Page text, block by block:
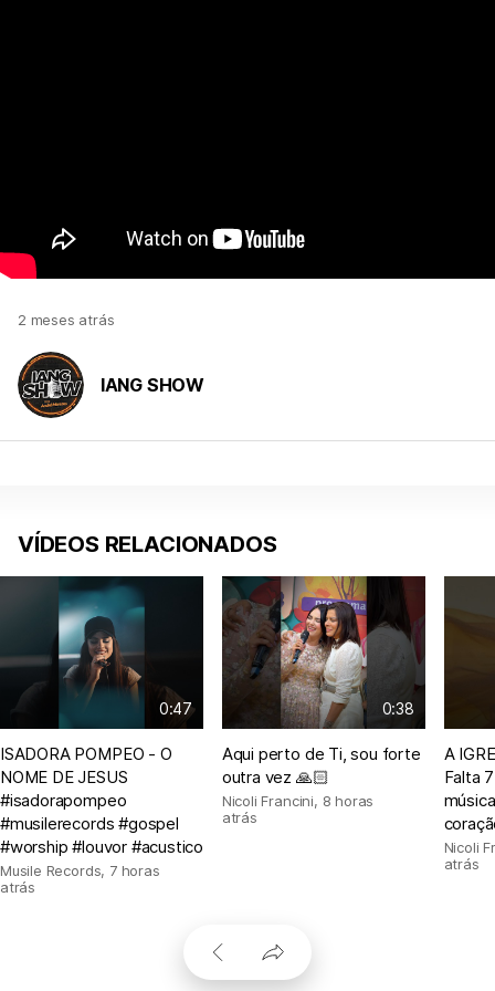
2 meses atrás
IANG SHOW
VÍDEOS RELACIONADOS
0:47
ISADORA POMPEO - O
NOME DE JESUS
#isadorapompeo
#musilerecords #gospel
#worship #louvor #acustico
Musile Records, 7 horas
atrás
0:38
Aqui perto de Ti, sou forte
outra vez 🙏🏻
Nicoli Francini, 8 horas
atrás
A
Falta
Nicoli
atrás